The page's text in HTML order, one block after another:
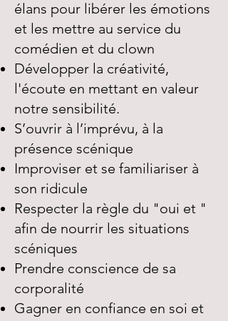
élans pour libérer les émotions
et les mettre au service du
comédien et du clown
Développer la créativité,
l'écoute en mettant en valeur
notre sensibilité.
S’ouvrir à l’imprévu, à la
présence scénique
Improviser et se familiariser à
son ridicule
Respecter la règle du "oui et "
afin de nourrir les situations
scéniques
Prendre conscience de sa
corporalité
Gagner en confiance en soi et